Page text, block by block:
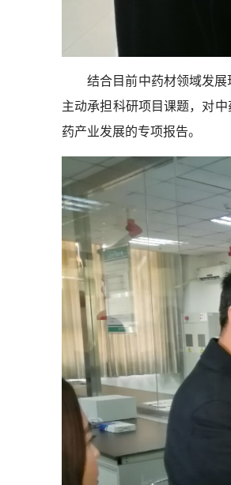
结合目前中药材领域发
主动承担科研项目课题，对
药产业发展的专项报告。